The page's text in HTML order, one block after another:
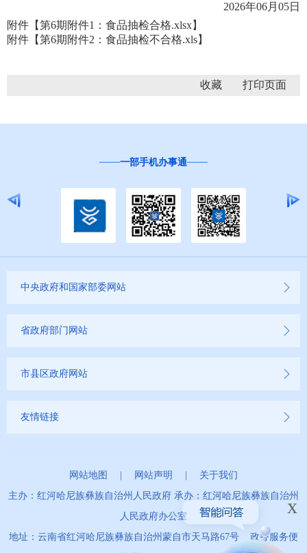
2026年06月05日
附件【第6期附件1：食品抽检合格.xlsx】
附件【第6期附件2：食品抽检不合格.xls】
收藏
一部手机办事通
中央政府和国家部委网站
省政府部门网站
市县区政府网站
友情链接
网站地图 网站声明
关于我们
主办：红河哈尼族彝族自治州人民政府 承办：红河哈尼族彝族自治州
人民政府办公室
地址：云南省红河哈尼族彝族自治州蒙自市天马路67号 政务服务便
x